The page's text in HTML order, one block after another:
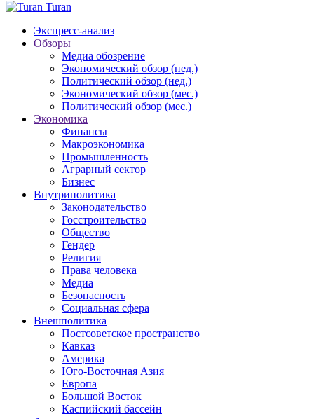
Turan
Экспресс-анализ
Обзоры
Медиа обозрение
Экономический обзор (нед.)
Политический обзор (нед.)
Экономический обзор (мес.)
Политический обзор (мес.)
Экономика
Финансы
Макроэкономика
Промышленность
Аграрный сектор
Бизнес
Внутриполитика
Законодательство
Госстроительство
Общество
Гендер
Религия
Права человека
Медиа
Безопасность
Социальная сфера
Внешполитика
Постсоветское пространство
Кавказ
Америка
Юго-Восточная Азия
Европа
Большой Восток
Каспийский бассейн